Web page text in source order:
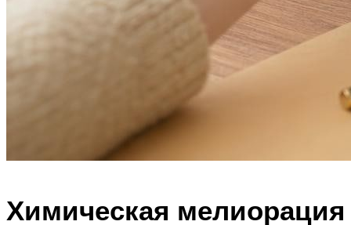
Химическая мелиорация